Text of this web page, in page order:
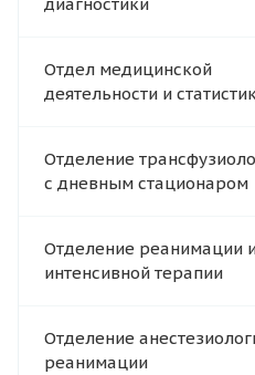
диагностики
Отдел медицинской
деятельности и
Отделение
с дневным стационаром
Отделение реанимации
интенсивной терапии
Отделение
реанимации